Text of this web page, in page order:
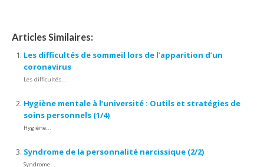
Articles Similaires:
Les difficultés de sommeil lors de l’apparition d’un
coronavirus
Les difficultés...
Hygiène mentale à l’université : Outils et stratégies de
soins personnels (1/4)
Hygiène...
Syndrome de la personnalité narcissique (2/2)
Syndrome...